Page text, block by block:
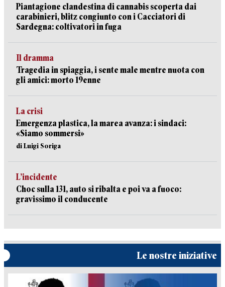
Piantagione clandestina di cannabis scoperta dai
carabinieri, blitz congiunto con i Cacciatori di
Sardegna: coltivatori in fuga
Il dramma
Tragedia in spiaggia, i sente male mentre nuota con
gli amici: morto 19enne
La crisi
Emergenza plastica, la marea avanza: i sindaci:
«Siamo sommersi»
di Luigi Soriga
L’incidente
Choc sulla 131, auto si ribalta e poi va a fuoco:
gravissimo il conducente
Le nostre iniziative